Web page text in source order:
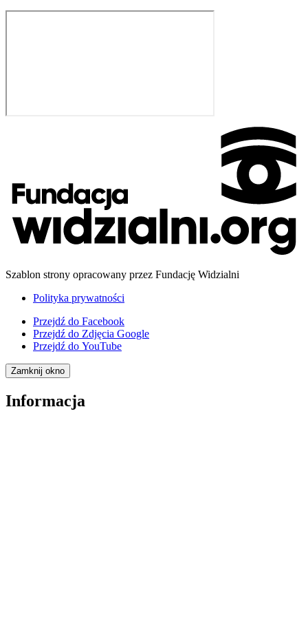
Szablon strony opracowany przez Fundację Widzialni
Polityka prywatności
Przejdź do Facebook
Przejdź do Zdjęcia Google
Przejdź do YouTube
Zamknij okno
Informacja